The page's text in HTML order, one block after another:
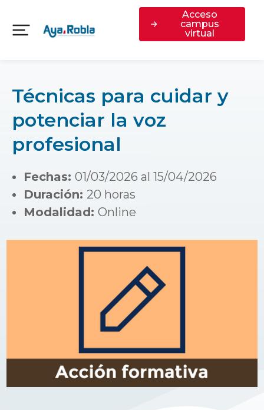
Acceso
campus
virtual
Técnicas para cuidar y
potenciar la voz
profesional
Fechas: 01/03/2026 al 15/04/2026
Duración: 20 horas
Modalidad: Online